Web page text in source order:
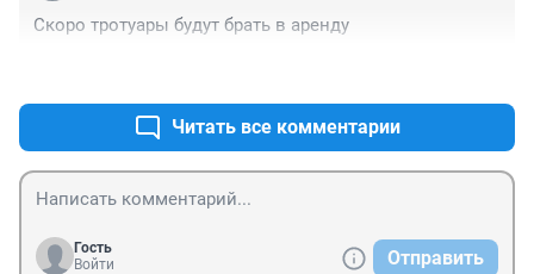
Скоро тротуары будут брать в аренду
Читать все комментарии
Гость
Войти
Отправить